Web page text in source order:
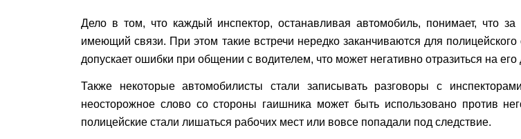
Дело в том, что каждый инспектор, останавливая автомобиль, понимает, что
имеющий связи. При этом такие встречи нередко заканчиваются для
допускает ошибки при общении с водителем, что может негативно отразиться на
Также некоторые автомобилисты стали записывать разговоры с
неосторожное слово со стороны гаишника может быть использовано против
полицейские стали лишаться рабочих мест или вовсе попадали под следствие.